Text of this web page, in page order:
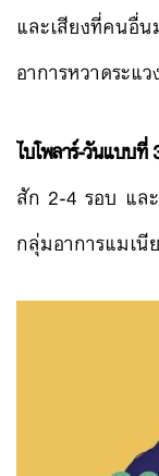
และเสียงที่คนอื่
อาการหวาดระแ
ไบโพลาร์-วันแบบที่
สัก 2-4 รอบ แล
กลุ่มอาการแมเนี